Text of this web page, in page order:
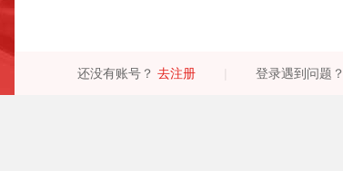
还没有账号？ 去注册 登录遇到问题？